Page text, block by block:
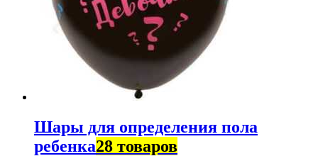
Шары для определения пола
ребенка28 товаров